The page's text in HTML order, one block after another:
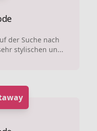
der Suche nach
stylischen un...